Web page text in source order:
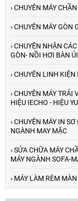
› CHUYÊN MÁY
› CHUYÊN MÁY GÒN
› CHUYÊN NHẬN
GÒN- NỒI HƠI BÀN
› CHUYÊN LINH
› CHUYÊN MÁY TRẢI
HIỆU IECHO - HIỆU
› CHUYÊN MÁY IN
NGÀNH MAY MẶC
› SỬA CHỮA MÁY
MÁY NGÀNH SOFA-
› MÁY LÀM RÈM